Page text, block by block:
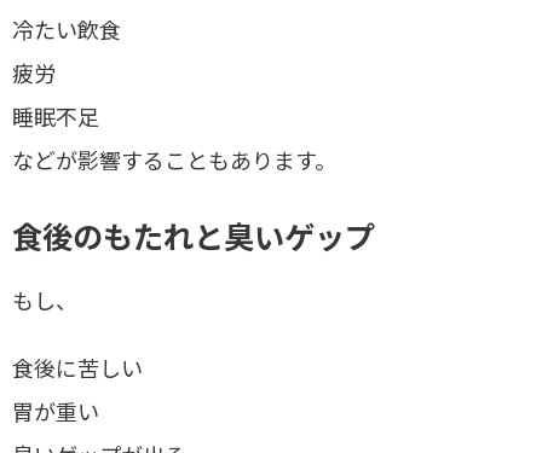
冷たい飲食
疲労
睡眠不足
などが影響することもあります。
食後のもたれと臭いゲップ
もし、
食後に苦しい
胃が重い